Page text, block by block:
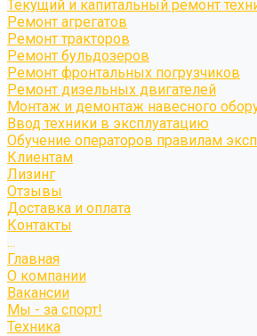
Текущий и капитальный ремонт
Ремонт агрегатов
Ремонт тракторов
Ремонт бульдозеров
Ремонт фронтальных погрузчиков
Ремонт дизельных двигателей
Монтаж и демонтаж навесного
Ввод техники в эксплуатацию
Обучение операторов правилам
Клиентам
Лизинг
Отзывы
Доставка и оплата
Контакты
...
Главная
О компании
Вакансии
Мы - за спорт!
Техника